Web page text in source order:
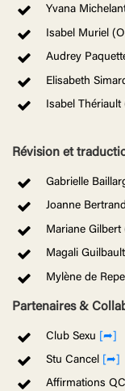
Yvana
Isabel Muriel
Audrey
Elisabeth
Isabel
Révision et
Gabrielle
Joanne
Mariane Gilbert
Magali
Mylène de
Partenaires &
Club Sexu [➦]
Stu Cancel [➦]
Affirmations